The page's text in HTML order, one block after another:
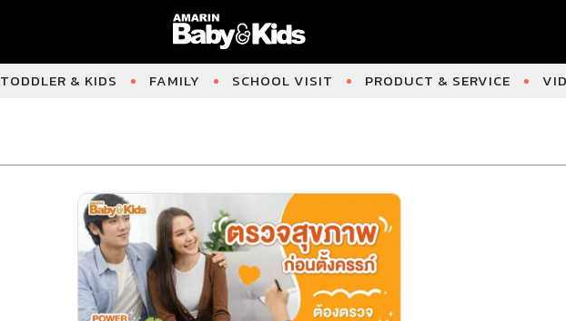
TODDLER & KIDS FAMILY SCHOOL VISIT PRODUCT & SERVICE